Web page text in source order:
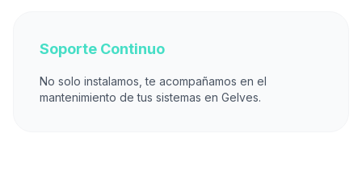
Soporte Continuo
No solo instalamos, te acompañamos en el
mantenimiento de tus sistemas en Gelves.